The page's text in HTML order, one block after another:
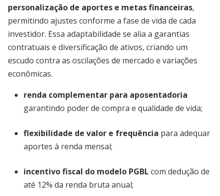
personalização de aportes e metas financeiras,
permitindo ajustes conforme a fase de vida de cada
investidor. Essa adaptabilidade se alia a garantias
contratuais e diversificação de ativos, criando um
escudo contra as oscilações de mercado e variações
econômicas.
renda complementar para aposentadoria
garantindo poder de compra e qualidade de vida;
flexibilidade de valor e frequência para adequar
aportes à renda mensal;
incentivo fiscal do modelo PGBL com dedução de
até 12% da renda bruta anual;